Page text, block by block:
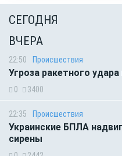
СЕГОДНЯ
ВЧЕРА
22:50 Происшествия
Угроза ракетного
0 3400
22:35 Происшествия
Украинские БПЛА
сирены